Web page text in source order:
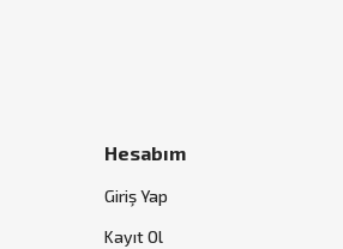
Hesabım
Giriş Yap
Kayıt Ol